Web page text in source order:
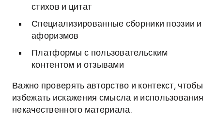
стихов и цитат
Специализированные сборники поэзии и
афоризмов
Платформы с пользовательским
контентом и отзывами
Важно проверять авторство и контекст, чтобы
избежать искажения смысла и использования
некачественного материала.